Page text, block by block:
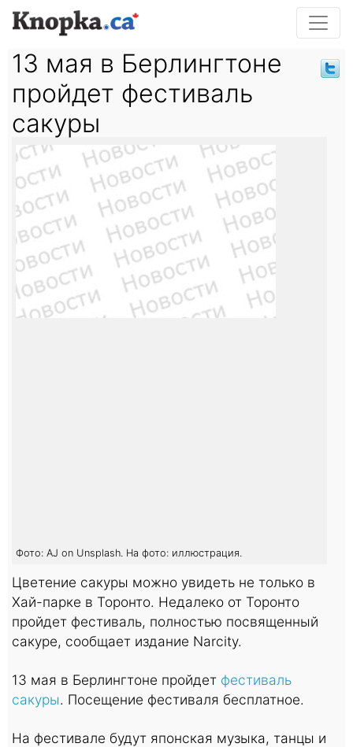
13 мая в Берлингтоне
пройдет фестиваль
сакуры
Фото: AJ on Unsplash. На фото: иллюстрация.
Цветение сакуры можно увидеть не только в
Хай-парке в Торонто. Недалеко от Торонто
пройдет фестиваль, полностью посвященный
сакуре, сообщает издание Narcity.
13 мая в Берлингтоне пройдет фестиваль
сакуры. Посещение фестиваля бесплатное.
На фестивале будут японская музыка, танцы и